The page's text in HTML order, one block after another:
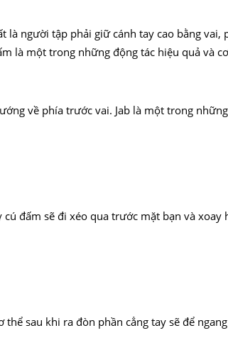
là người tập phải giữ cánh tay cao bằng
là một trong những động tác hiệu quả và
về phía trước vai. Jab là một trong
đấm sẽ đi xéo qua trước mặt bạn và
sau khi ra đòn phần cẳng tay sẽ để